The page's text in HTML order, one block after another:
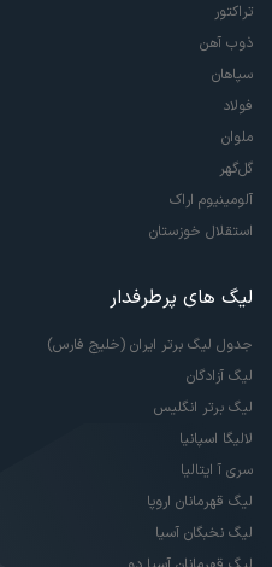
تراکتور
ذوب آهن
سپاهان
فولاد
ملوان
گل‌گهر
آلومینیوم اراک
استقلال خوزستان
لیگ های پرطرفدار
جدول لیگ برتر ایران (خلیج فارس)
لیگ آزادگان
لیگ برتر انگلیس
لالیگا اسپانیا
سری آ ایتالیا
لیگ قهرمانان اروپا
لیگ نخبگان آسیا